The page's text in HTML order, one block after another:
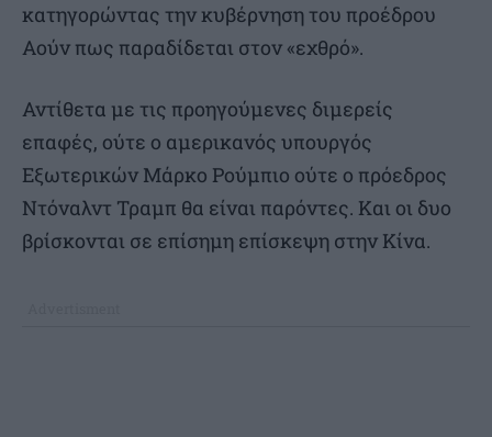
κατηγορώντας την κυβέρνηση του προέδρου
Αούν πως παραδίδεται στον «εχθρό».
Αντίθετα με τις προηγούμενες διμερείς
επαφές, ούτε ο αμερικανός υπουργός
Εξωτερικών Μάρκο Ρούμπιο ούτε ο πρόεδρος
Ντόναλντ Τραμπ θα είναι παρόντες. Και οι δυο
βρίσκονται σε επίσημη επίσκεψη στην Κίνα.